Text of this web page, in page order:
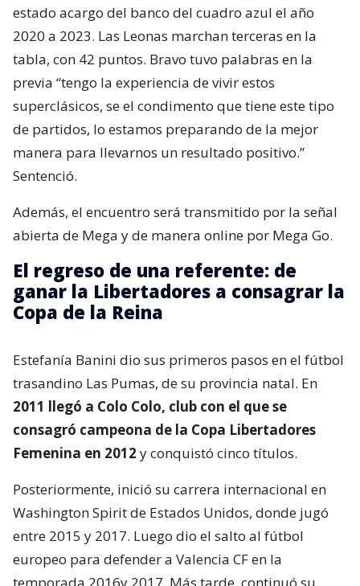
estado acargo del banco del cuadro azul el año
2020 a 2023. Las Leonas marchan terceras en la
tabla, con 42 puntos. Bravo tuvo palabras en la
previa “tengo la experiencia de vivir estos
superclásicos, se el condimento que tiene este tipo
de partidos, lo estamos preparando de la mejor
manera para llevarnos un resultado positivo.”
Sentenció.
Además, el encuentro será transmitido por la señal
abierta de Mega y de manera online por Mega Go.
El regreso de una referente: de
ganar la Libertadores a consagrar la
Copa de la Reina
Estefanía Banini dio sus primeros pasos en el fútbol
trasandino Las Pumas, de su provincia natal. En
2011 llegó a Colo Colo, club con el que se
consagró campeona de la Copa Libertadores
Femenina en 2012 y conquistó cinco títulos.
Posteriormente, inició su carrera internacional en
Washington Spirit de Estados Unidos, donde jugó
entre 2015 y 2017. Luego dio el salto al fútbol
europeo para defender a Valencia CF en la